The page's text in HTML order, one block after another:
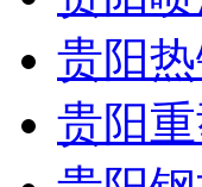
贵阳
贵阳